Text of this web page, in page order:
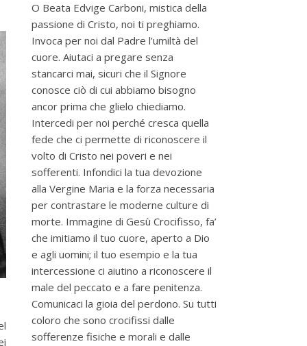
O Beata Edvige Carboni, mistica della
passione di Cristo, noi ti preghiamo.
Invoca per noi dal Padre l’umiltà del
cuore. Aiutaci a pregare senza
stancarci mai, sicuri che il Signore
conosce ciò di cui abbiamo bisogno
ancor prima che glielo chiediamo.
Intercedi per noi perché cresca quella
fede che ci permette di riconoscere il
volto di Cristo nei poveri e nei
sofferenti. Infondici la tua devozione
alla Vergine Maria e la forza necessaria
per contrastare le moderne culture di
morte. Immagine di Gesù Crocifisso, fa’
che imitiamo il tuo cuore, aperto a Dio
e agli uomini; il tuo esempio e la tua
intercessione ci aiutino a riconoscere il
male del peccato e a fare penitenza.
Comunicaci la gioia del perdono. Su tutti
coloro che sono crocifissi dalle
sofferenze fisiche e morali e dalle